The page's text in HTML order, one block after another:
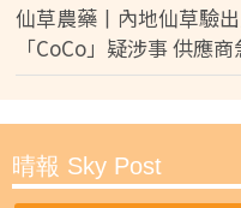
仙草農藥丨內地仙草驗
「CoCo」疑涉事 供應
晴報 Sky Post